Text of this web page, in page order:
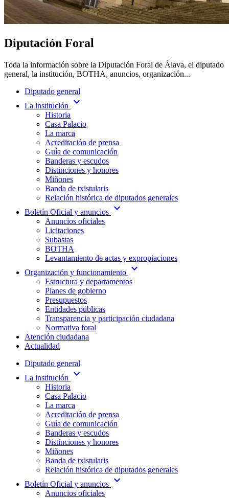
Diputación Foral
Toda la información sobre la Diputación Foral de Álava, el diputado
general, la institución, BOTHA, anuncios, organización...
Diputado general
La institución
expand_more
Historia
Casa Palacio
La marca
Acreditación de prensa
Guía de comunicación
Banderas y escudos
Distinciones y honores
Miñones
Banda de txistularis
Relación histórica de diputados generales
Boletín Oficial y anuncios expand_more
Anuncios oficiales
Licitaciones
Subastas
BOTHA
Levantamiento de actas y expropiaciones
Organización y funcionamiento expand_more
Estructura y departamentos
Planes de gobierno
Presupuestos
Entidades públicas
Transparencia y participación ciudadana
Normativa foral
Atención ciudadana
Actualidad
Diputado general
La institución
expand_more
Historia
Casa Palacio
La marca
Acreditación de prensa
Guía de comunicación
Banderas y escudos
Distinciones y honores
Miñones
Banda de txistularis
Relación histórica de diputados generales
Boletín Oficial y anuncios expand_more
Anuncios oficiales